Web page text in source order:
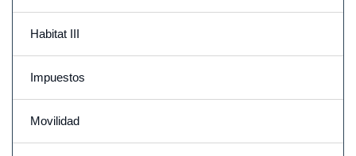
Habitat III
Impuestos
Movilidad